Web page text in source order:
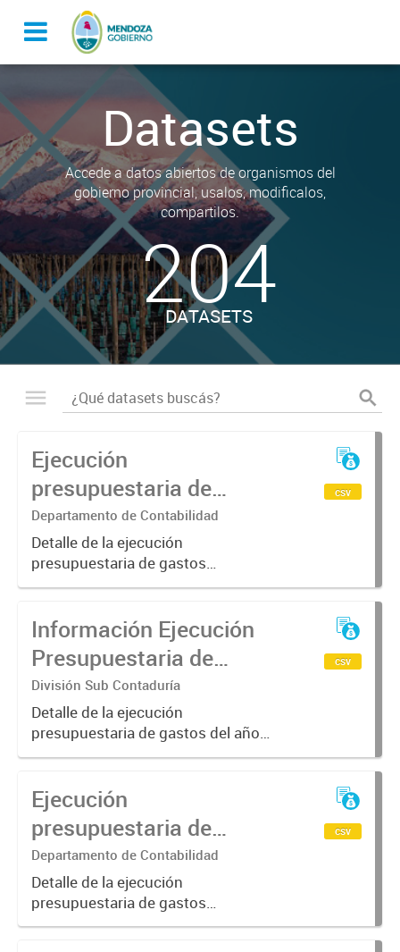
Datasets
Accede a datos abiertos de organismos del
gobierno provincial, usalos, modificalos,
compartilos.
204
DATASETS
Ejecución
presupuestaria de
Gastos y Recursos
-2024-FTyC
Departamento de Contabilidad
Detalle de la ejecución
presupuestaria de gastos
acumulado al mes de Enero del año
csv
Información Ejecución
Presupuestaria de
Gastos - 2024 FTyC
División Sub Contaduría
Detalle de la ejecución
presupuestaria de gastos del año
2024
csv
Ejecución
presupuestaria de
Gastos 2023 - FTyC
Departamento de Contabilidad
Detalle de la ejecución
presupuestaria de gastos
acumulado al mes de Enero del año
csv